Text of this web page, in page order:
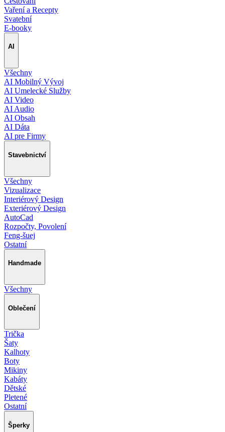
Vaření a Recepty
Svatební
E-booky
AI
Všechny
AI Mobilný Vývoj
AI Umelecké Služby
AI Video
AI Audio
AI Obsah
AI Dáta
AI pre Firmy
Stavebnictví
Všechny
Vizualizace
Interiérový Design
Exteriérový Design
AutoCad
Rozpočty, Povolení
Feng-šuej
Ostatní
Handmade
Všechny
Oblečení
Trička
Šaty
Kalhoty
Boty
Mikiny
Kabáty
Dětské
Pletené
Ostatní
Šperky